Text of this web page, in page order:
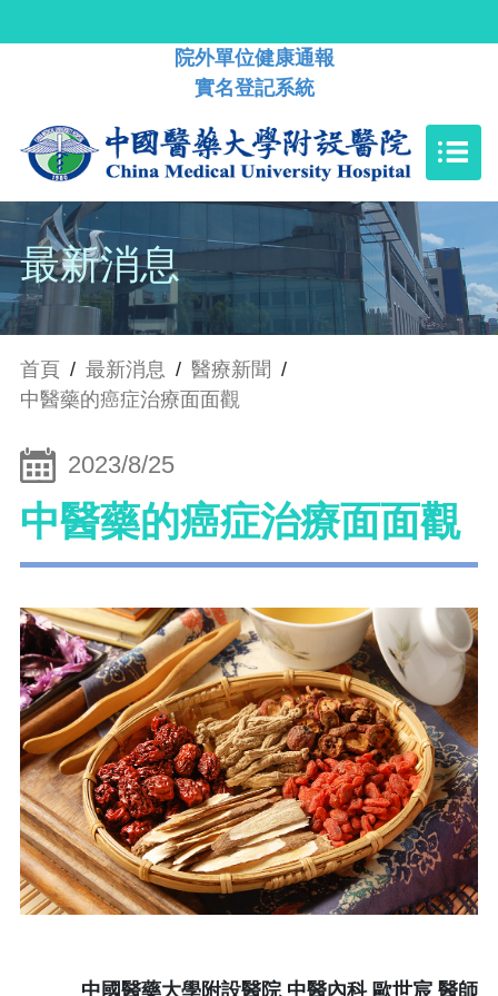
院外單位健康通報
實名登記系統
最新消息
首頁 / 最新消息 / 醫療新聞 /
中醫藥的癌症治療面面觀
2023/8/25
中醫藥的癌症治療面面觀
中國醫藥大學附設醫院 中醫內科 歐世宸 醫師